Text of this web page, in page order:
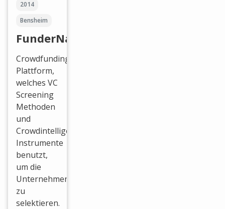
2014
Bensheim
FunderNation
Crowdfunding
Plattform,
welches VC
Screening
Methoden
und
Crowdintelligence
Instrumente
benutzt,
um die
Unternehmen
zu
selektieren.